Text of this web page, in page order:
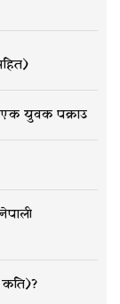
युवक पक्राउ